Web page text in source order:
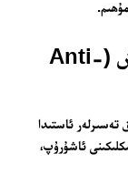
3.4 بوشاپ كېتىشنىڭ ئالدىنى ئېلىش (Anti-
تەسىرلەر ئاستىدا
ئاشۇرۇپ،